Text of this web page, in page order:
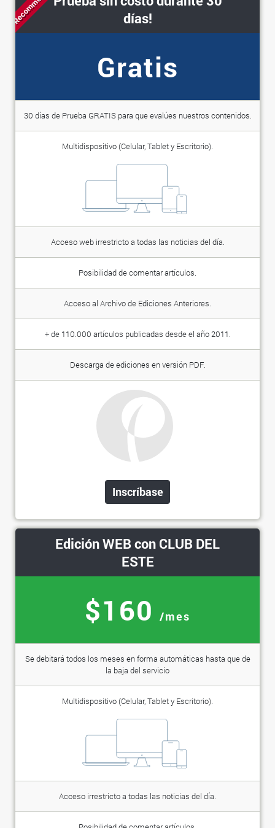
días!
Gratis
30 días de Prueba GRATIS para que evalúes nuestros contenidos.
Multidispositivo (Celular, Tablet y Escritorio).
Acceso web irrestricto a todas las noticias del día.
Posibilidad de comentar artículos.
Acceso al Archivo de Ediciones Anteriores.
+ de 110.000 artículos publicadas desde el año 2011.
Descarga de ediciones en versión PDF.
Inscríbase
Edición WEB con CLUB DEL
ESTE
$160 /mes
Se debitará todos los meses en forma automáticas hasta que de
la baja del servicio
Multidispositivo (Celular, Tablet y Escritorio).
Acceso irrestricto a todas las noticias del día.